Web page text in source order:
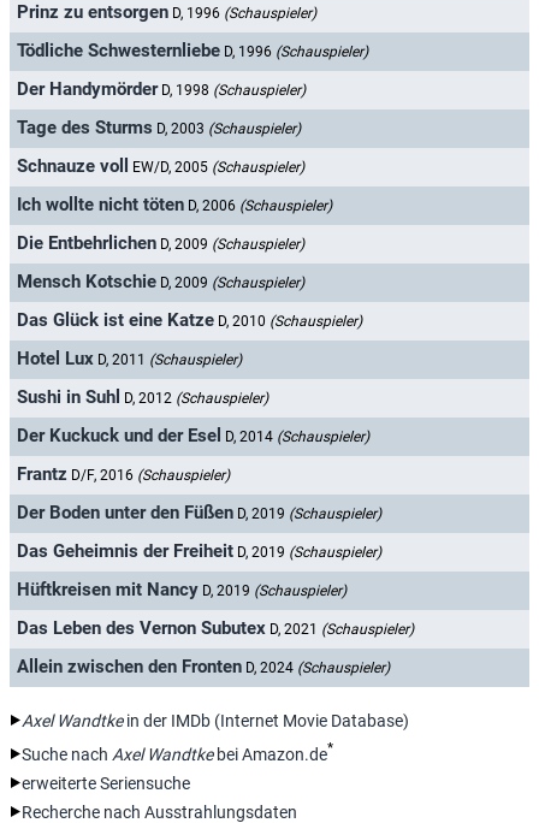
Prinz zu entsorgen D, 1996 (Schauspieler)
Tödliche Schwesternliebe D, 1996 (Schauspieler)
Der Handymörder D, 1998 (Schauspieler)
Tage des Sturms D, 2003 (Schauspieler)
Schnauze voll EW/D, 2005 (Schauspieler)
Ich wollte nicht töten D, 2006 (Schauspieler)
Die Entbehrlichen D, 2009 (Schauspieler)
Mensch Kotschie D, 2009 (Schauspieler)
Das Glück ist eine Katze D, 2010 (Schauspieler)
Hotel Lux D, 2011 (Schauspieler)
Sushi in Suhl D, 2012 (Schauspieler)
Der Kuckuck und der Esel D, 2014 (Schauspieler)
Frantz D/F, 2016 (Schauspieler)
Der Boden unter den Füßen D, 2019 (Schauspieler)
Das Geheimnis der Freiheit D, 2019 (Schauspieler)
Hüftkreisen mit Nancy D, 2019 (Schauspieler)
Das Leben des Vernon Subutex D, 2021 (Schauspieler)
Allein zwischen den Fronten D, 2024 (Schauspieler)
Axel Wandtkein der IMDb (Internet Movie Database)
Suche nach Axel Wandtkebei Amazon.de*
erweiterte Seriensuche
Recherche nach Ausstrahlungsdaten